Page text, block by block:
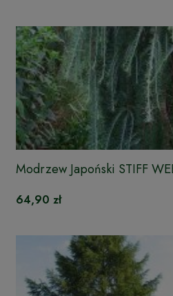
Modrzew Japoński STIFF
64,90 zł